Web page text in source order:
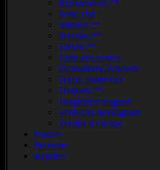
Rousserolles.**
Serin.cini
Sittelles.**
Sizerins.**
Tariers.**
Tarin.des.aulnes
Tichodrome.échelette
Torcol.fourmilier
Traquets.**
Troglodyte.mignon
Venturon.montagnard
Verdier d'Europe
Plantes
Poissons
Reptiles